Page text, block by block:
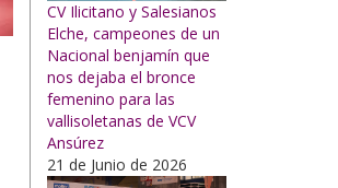
CV Ilicitano y Salesianos
Elche, campeones de un
Nacional benjamín que
nos dejaba el bronce
femenino para las
vallisoletanas de VCV
Ansúrez
21 de Junio de 2026